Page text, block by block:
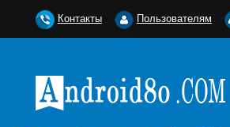
Контакты Пользователям